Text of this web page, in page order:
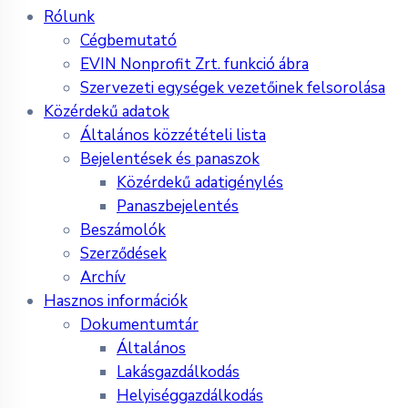
Rólunk
Cégbemutató
EVIN Nonprofit Zrt. funkció ábra
Szervezeti egységek vezetőinek felsorolása
Közérdekű adatok
Általános közzétételi lista
Bejelentések és panaszok
Közérdekű adatigénylés
Panaszbejelentés
Beszámolók
Szerződések
Archív
Hasznos információk
Dokumentumtár
Általános
Lakásgazdálkodás
Helyiséggazdálkodás